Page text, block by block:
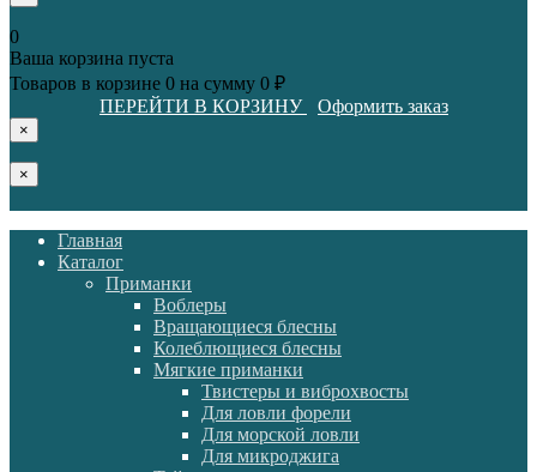
0
Ваша корзина пуста
Товаров в корзине 0 на сумму 0 ₽
ПЕРЕЙТИ В КОРЗИНУ
Оформить заказ
×
×
Главная
Каталог
Приманки
Воблеры
Вращающиеся блесны
Колеблющиеся блесны
Мягкие приманки
Твистеры и виброхвосты
Для ловли форели
Для морской ловли
Для микроджига